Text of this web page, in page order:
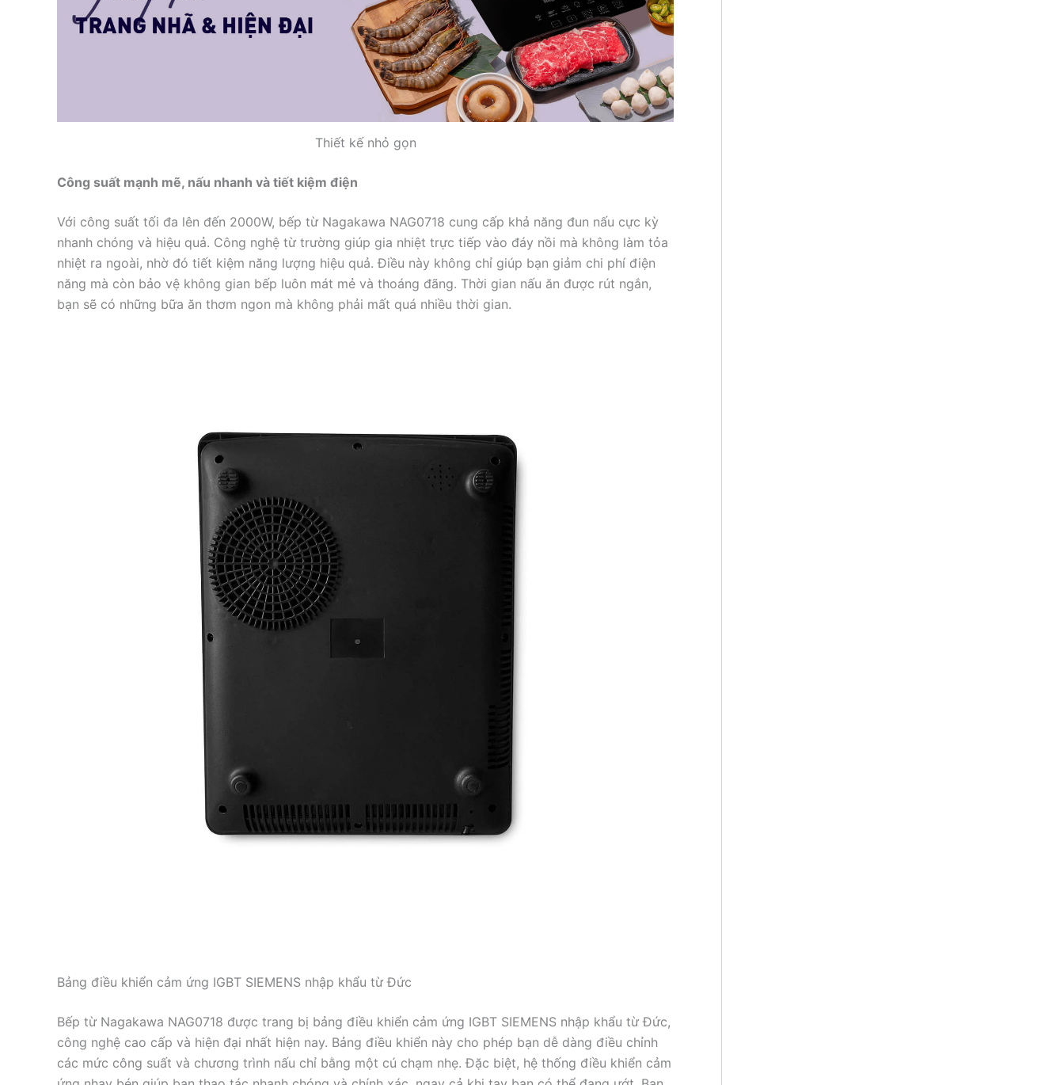
Thiết kế nhỏ gọn
Công suất mạnh mẽ, nấu nhanh và tiết kiệm điện
Với công suất tối đa lên đến 2000W, bếp từ Nagakawa NAG0718 cung cấp khả năng đun nấu cực kỳ
nhanh chóng và hiệu quả. Công nghệ từ trường giúp gia nhiệt trực tiếp vào đáy nồi mà không làm tỏa
nhiệt ra ngoài, nhờ đó tiết kiệm năng lượng hiệu quả. Điều này không chỉ giúp bạn giảm chi phí điện
năng mà còn bảo vệ không gian bếp luôn mát mẻ và thoáng đãng. Thời gian nấu ăn được rút ngắn,
bạn sẽ có những bữa ăn thơm ngon mà không phải mất quá nhiều thời gian.
Bảng điều khiển cảm ứng IGBT SIEMENS nhập khẩu từ Đức
Bếp từ Nagakawa NAG0718 được trang bị bảng điều khiển cảm ứng IGBT SIEMENS nhập khẩu từ Đức,
công nghệ cao cấp và hiện đại nhất hiện nay. Bảng điều khiển này cho phép bạn dễ dàng điều chỉnh
các mức công suất và chương trình nấu chỉ bằng một cú chạm nhẹ. Đặc biệt, hệ thống điều khiển cảm